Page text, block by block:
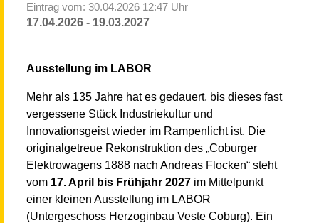
Eintrag vom: 30.04.2026 12:47 Uhr
17.04.2026 - 19.03.2027
Ausstellung im LABOR
Mehr als 135 Jahre hat es gedauert, bis dieses fast
vergessene Stück Industriekultur und
Innovationsgeist wieder im Rampenlicht ist. Die
originalgetreue Rekonstruktion des „Coburger
Elektrowagens 1888 nach Andreas Flocken“ steht
vom 17. April bis Frühjahr 2027 im Mittelpunkt
einer kleinen Ausstellung im LABOR
(Untergeschoss Herzoginbau Veste Coburg). Ein